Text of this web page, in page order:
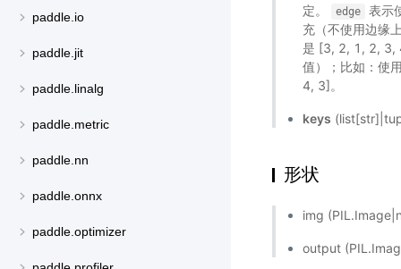
paddle.io
paddle.jit
paddle.linalg
paddle.metric
paddle.nn
paddle.onnx
paddle.optimizer
定。
edge
表示
充（不使用边缘
是 [3, 2, 1, 2,
值）；比如：使
4, 3]。
keys
形状
img
output